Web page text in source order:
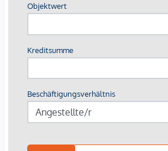
OPS 12 Stg. 3: acht Obergeschosse
Insgesamt entstehen 143
Wohnflächen zwischen ca. 45m² und
Zimmern, sowie 2 Geschäftslokale .
Hobbyräume zum Erwerb angeboten.
Bauform sorgt großteils für zweiseitig
Wohnungen, die jeweils über zwei
ein Freiraumzimmer mit